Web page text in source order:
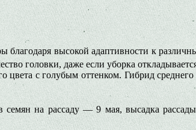
благодаря высокой адаптивности к
головки, даже если уборка
с голубым оттен­ком. Гибрид
семян на рассаду — 9 мая, высадка